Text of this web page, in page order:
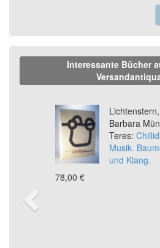
Interessante Bücher
Barbara
Teres:
Musik.
und Klang.
78,00 €
Previous